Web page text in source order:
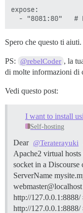
expose:
Spero che questo ti aiuti.
PS: @rebelCoder , la
di molte informazioni di
Vedi questo post:
I want to install
Self-hosting
Dear @Teraterayuki
Apache2 virtual
socket in a
ServerName
http://127.0.0.1:8888/
http://127.0.0.1:8888/